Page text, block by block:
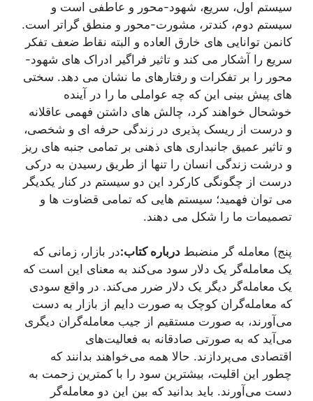
سیستم اول، سریع، شهود-محور و عاطفی است و
سیستم دوم، کندتر، مشورت-محور و منطق گراتر است.
کانمن توانایی های خارق العاده و البته نقاط ضعف تفکر
سریع را آشکار می کند و تاثیر فراگیر ادراک های شهود-
محور را بر تفکرات و رفتارهای ما نشان می دهد. سختی
های پیش بینی این که چه عواملی ما را در آینده
خوشحال خواهند کرد، چالش های داشتن فهمی عاقلانه
و درست از ریسک پذیری در زندگی حرفه ای و شخصی،
و تاثیر عمیق جانبداری های ذهنی بر تمامی جنبه های ریز
و درشت زندگی انسان را تنها از طریق رسیدن به درکی
درست از چگونگی کارکرد این دو سیستم در کنار یکدیگر
می توان فهمید؛ سیستم هایی که تمامی قضاوت ها و
تصمیمات ما را شکل می دهند.
پنج) معامله گر منضبط درباره کتاب:در بازار، زمانی که
یک معامله‌گر یک دلار سود می‌کند به معنای این است که
یک معامله‌گر دیگر یک دلار ضرر می‌کند. در واقع سودی
که معامله‌گران کوچک به صورت دايم از بازار به دست
می‌آورند، به صورت مستقیم از جیب معامله‌گران دیگری
می‌آید که به صورتی صادقانه به فعالیت‌های
اقتصادی می‌پردازند. حالا همه می‌خواهند بدانند که
چطور این اقلیت، بیشترین سود را با کمترین زحمت به
دست می‌آورند. باید بدانید که بین این دو معامله‌گر